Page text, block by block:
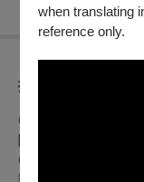
when translating
reference only.
折扣方案
◎身心障礙人士及陪
◎65歲以上年長者及